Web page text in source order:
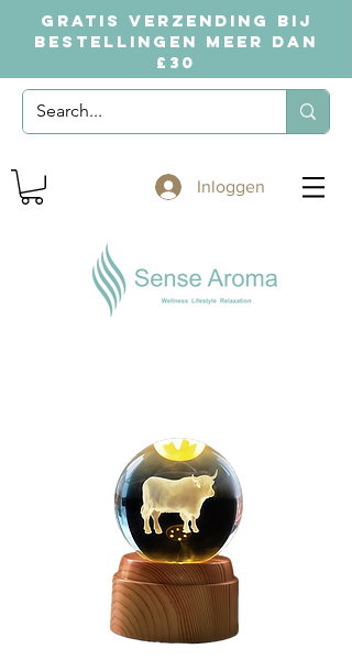
GRATIS VERZENDING BIJ
BESTELLINGEN MEER DAN
£30
Inloggen